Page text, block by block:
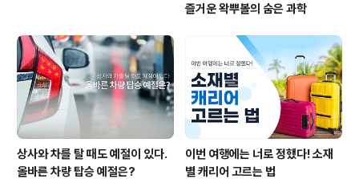
즐거운 왁뿌볼의 숨은 과학
상사와 차를 탈 때도 예절이 있다.
올바른 차량 탑승 예절은?
이번 여행에는 너로 정했다! 소재
별 캐리어 고르는 법